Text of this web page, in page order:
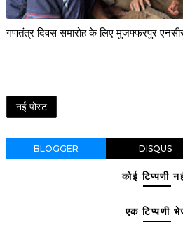
गणतंत्र दिवस समारोह के लिए मुजफ्फरपुर
नई पोस्ट
BLOGGER DISQUS
कोई टिप्पणी
एक टिप्पणी